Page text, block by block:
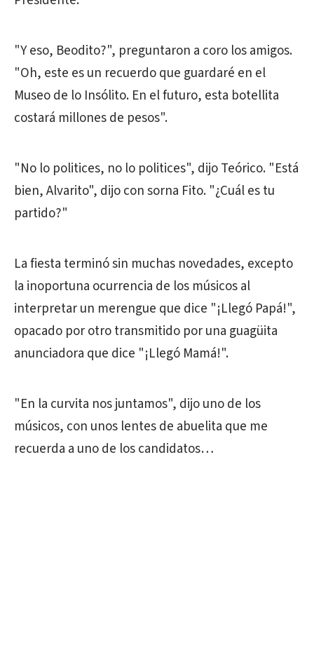
"Y eso, Beodito?", preguntaron a coro los amigos.
"Oh, este es un recuerdo que guardaré en el
Museo de lo Insólito. En el futuro, esta botellita
costará millones de pesos".
"No lo politices, no lo politices", dijo Teórico. "Está
bien, Alvarito", dijo con sorna Fito. "¿Cuál es tu
partido?"
La fiesta terminó sin muchas novedades, excepto
la inoportuna ocurrencia de los músicos al
interpretar un merengue que dice "¡Llegó Papá!",
opacado por otro transmitido por una guagüita
anunciadora que dice "¡Llegó Mamá!".
"En la curvita nos juntamos", dijo uno de los
músicos, con unos lentes de abuelita que me
recuerda a uno de los candidatos…